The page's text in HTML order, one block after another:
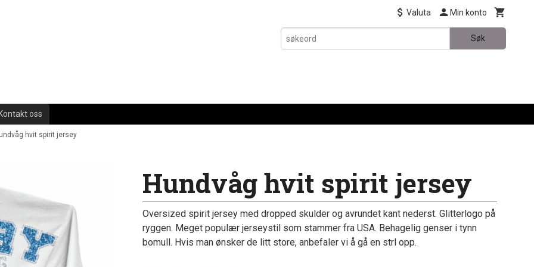
Valuta Min konto
Søk
Kontakt oss
hvit spirit jersey
Hundvåg hvit spirit jersey
Oversized spirit jersey med dropped skulder og avrundet kant nederst. Glitterlogo på
ryggen. Meget populær jerseystil som stammer fra USA. Behagelig genser i tynn
bomull. Hvis man ønsker de litt store, anbefaler vi å gå en strl opp.